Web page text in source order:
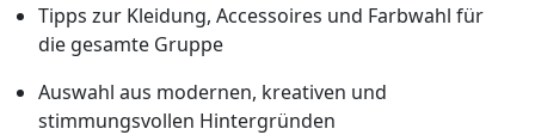
Tipps zur Kleidung, Accessoires und Farbwahl für
die gesamte Gruppe
Auswahl aus modernen, kreativen und
stimmungsvollen Hintergründen